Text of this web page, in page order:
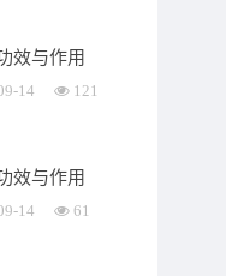
效与作用
14 121
效与作用
14 61